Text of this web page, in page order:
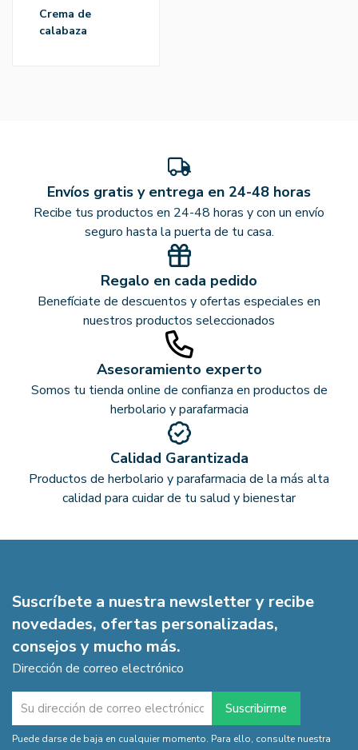
crema de
calabaza
Envíos gratis y entrega en 24-48 horas
Recibe tus productos en 24-48 horas y con un envío
seguro hasta la puerta de tu casa.
Regalo en cada pedido
Benefíciate de descuentos y ofertas especiales en
nuestros productos seleccionados
Asesoramiento experto
Somos tu tienda online de confianza en productos de
herbolario y parafarmacia
Calidad Garantizada
Productos de herbolario y parafarmacia de la más alta
calidad para cuidar de tu salud y bienestar
Suscríbete a nuestra newsletter y recibe
novedades, ofertas personalizadas,
consejos y mucho más.
Dirección de correo electrónico
Puede darse de baja en cualquier momento. Para ello, consulte nuestra